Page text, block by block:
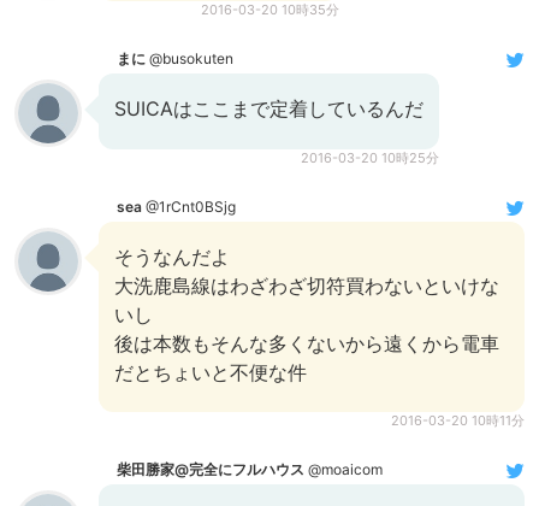
2016-03-20 10時35分
まに @busokuten
SUICAはここまで定着しているんだ
2016-03-20 10時25分
sea @1rCnt0BSjg
そうなんだよ
大洗鹿島線はわざわざ切符買わないといけな
いし
後は本数もそんな多くないから遠くから電車
だとちょいと不便な件
2016-03-20 10時11分
柴田勝家@完全にフルハウス @moaicom